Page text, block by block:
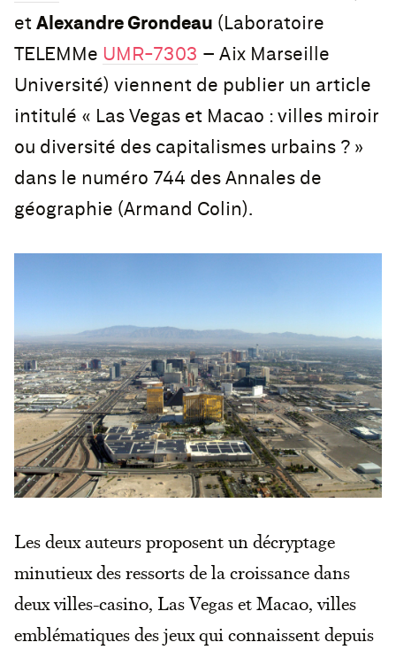
et Alexandre Grondeau (Laboratoire
TELEMMe UMR-7303 – Aix Marseille
Université) viennent de publier un article
intitulé « Las Vegas et Macao : villes miroir
ou diversité des capitalismes urbains ? »
dans le numéro 744 des Annales de
géographie (Armand Colin).
Les deux auteurs proposent un décryptage
minutieux des ressorts de la croissance dans
deux villes-casino, Las Vegas et Macao, villes
emblématiques des jeux qui connaissent depuis